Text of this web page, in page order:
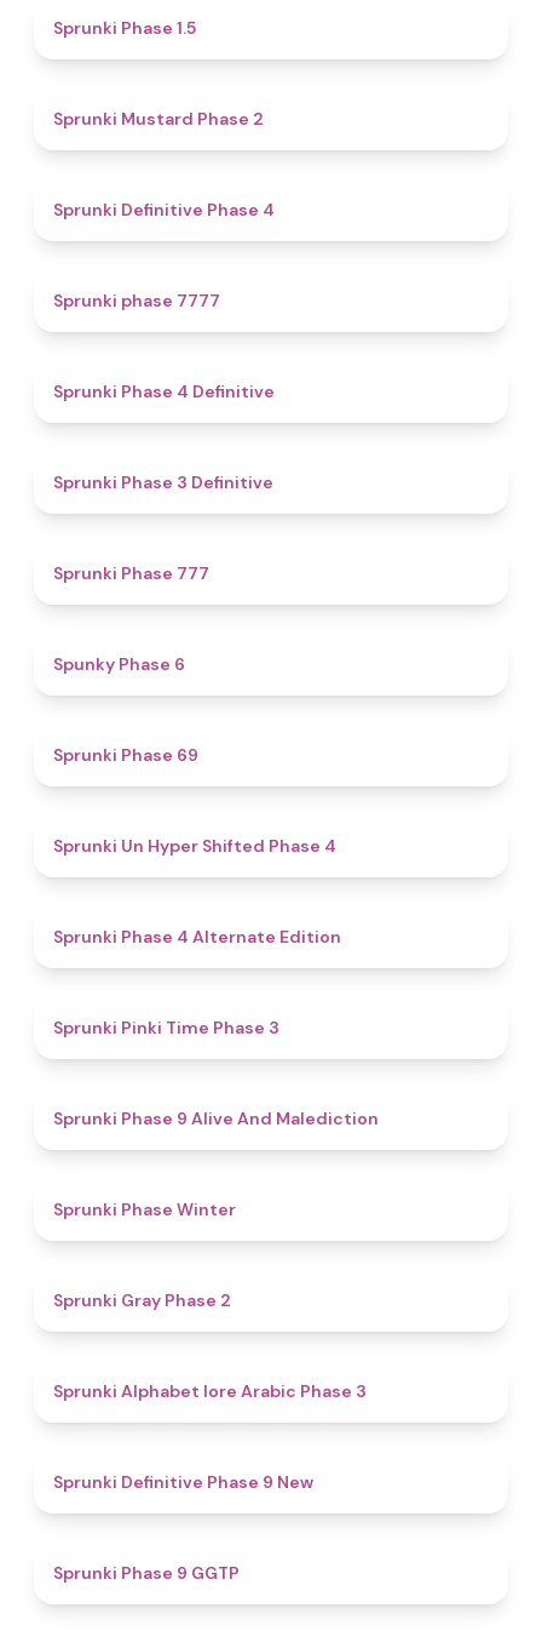
Sprunki Phase 1.5
Sprunki Mustard Phase 2
Sprunki Definitive Phase 4
Sprunki phase 7777
Sprunki Phase 4 Definitive
Sprunki Phase 3 Definitive
Sprunki Phase 777
Spunky Phase 6
Sprunki Phase 69
Sprunki Un Hyper Shifted Phase 4
Sprunki Phase 4 Alternate Edition
Sprunki Pinki Time Phase 3
Sprunki Phase 9 Alive And Malediction
Sprunki Phase Winter
Sprunki Gray Phase 2
Sprunki Alphabet lore Arabic Phase 3
Sprunki Definitive Phase 9 New
Sprunki Phase 9 GGTP